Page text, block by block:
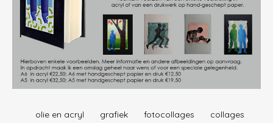
olie en acryl grafiek fotocollages
collages